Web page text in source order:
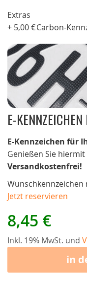
Extras
+ 5,00 €Carbon-
E-
E-Kennzeichen für
Genießen Sie
Versandkostenfrei!
Jetzt reservieren
8,45 €
Inkl. 19% MwSt. und
in